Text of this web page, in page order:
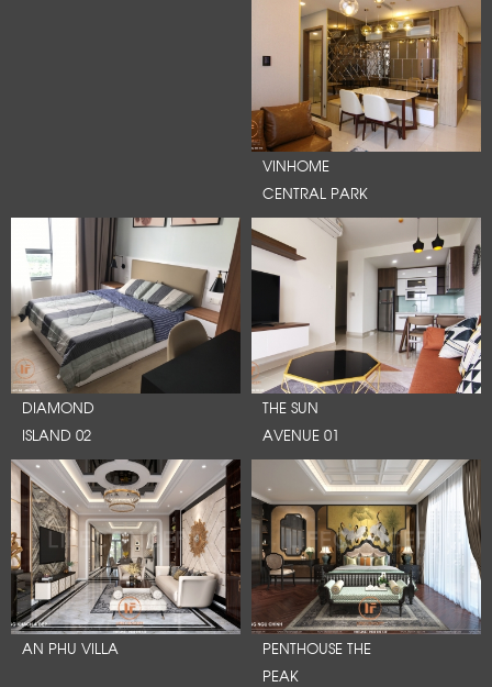
VINHOME
CENTRAL PARK
DIAMOND
ISLAND 02
THE SUN
AVENUE 01
AN PHU VILLA
PENTHOUSE THE
PEAK